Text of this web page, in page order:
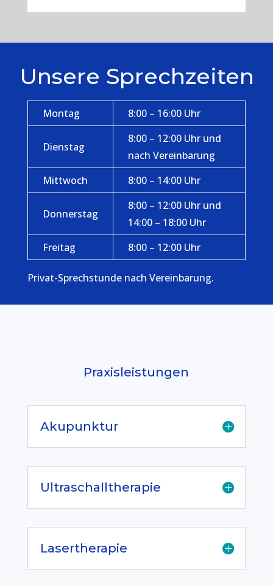
Unsere Sprechzeiten
Montag 8:00 – 16:00 Uhr
Dienstag
8:00 – 12:00 Uhr und
nach Vereinbarung
Mittwoch
8:00 – 14:00 Uhr
Donnerstag
8:00 – 12:00 Uhr und
14:00 – 18:00 Uhr
Freitag
8:00 – 12:00 Uhr
Privat-Sprechstunde nach Vereinbarung.
Praxisleistungen
Akupunktur
Ultraschalltherapie
Lasertherapie